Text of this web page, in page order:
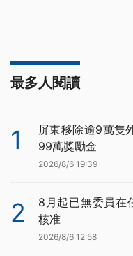
最多人閱讀
1
屏東移除逾9萬隻
99萬獎勵金
2026/8/6 19:39
2
8月起已無委員在
核准
2026/8/6 12:58